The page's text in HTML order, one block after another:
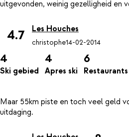
4.7 Les Houches
christophe14-02-2014
4
Ski gebied
4
Apres ski
6
Restaurants
Maar 55km piste en toch veel geld